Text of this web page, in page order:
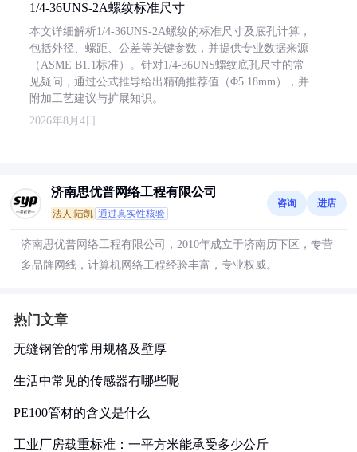
1/4-36UNS-2A螺纹标准尺寸
本文详细解析1/4-36UNS-2A螺纹的标准尺寸及底孔计算，
包括外径、螺距、公差等关键参数，并提供专业数据来源
（ASME B1.1标准）。针对1/4-36UNS螺纹底孔尺寸的常
见疑问，通过公式推导给出精确推荐值（Φ5.18mm），并
附加工艺建议与扩展知识。
2026年8月4日
济南思优普网络工程有限公司
法人:陆凯 通过真实性核验
咨询 进店
济南思优普网络工程有限公司，2010年成立于济南历下区，专营
多品牌网线，计算机网络工程经验丰富，专业权威。
热门文章
无缝钢管的常用规格及壁厚
生活中常见的传感器有哪些呢
PE100管材的含义是什么
工业厂房载重标准：一平方米能承受多少公斤